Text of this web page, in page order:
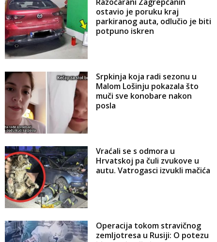
ostavio je poruku kraj
parkiranog auta, odlučio je biti
potpuno iskren
Srpkinja koja radi sezonu u
Malom Lošinju pokazala što
muči sve konobare nakon
posla
Vraćali se s odmora u
Hrvatskoj pa čuli zvukove u
autu. Vatrogasci izvukli mačića
Operacija tokom stravičnog
zemljotresa u Rusiji: O potezu